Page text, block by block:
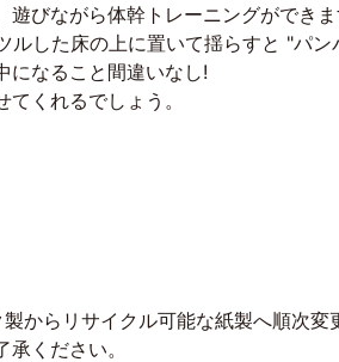
びながら体幹トレーニングができま
した床の上に置いて揺らすと "パン
になること間違いなし!
くれるでしょう。
からリサイクル可能な紙製へ順次変
ください。